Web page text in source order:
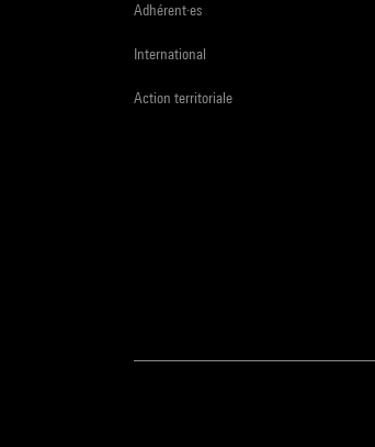
Adhérent·es
International
Action territoriale